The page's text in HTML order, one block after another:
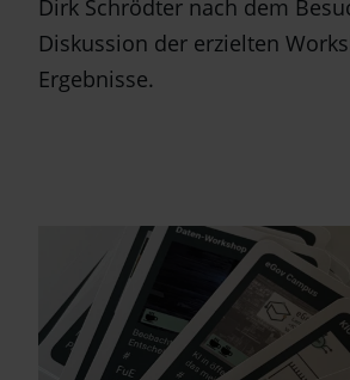
Dirk Schrödter nach dem
Diskussion der erzielten
Ergebnisse.